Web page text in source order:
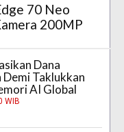
70 Neo
200MP
Dana
Taklukkan
AI Global
WIB